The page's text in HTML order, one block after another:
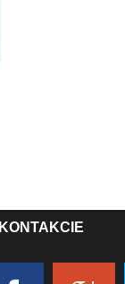
KONTAKCIE